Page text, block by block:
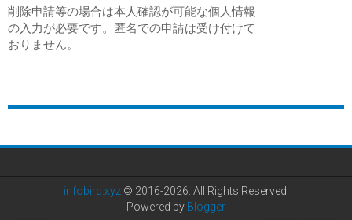
削除申請等の場合は本人確認が可能な個人情報
の入力が必要です。匿名での申請は受け付けて
おりません。
infobird.xyz© 2016-2026. All Rights Reserved.
Powered by Blogger